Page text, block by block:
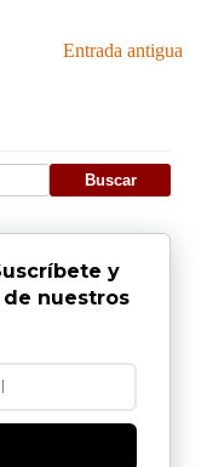
Entrada antigua
y
nuestros